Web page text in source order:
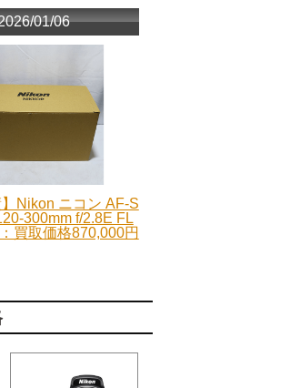
01/06
】Nikon ニコン AF-S
300mm f/2.8E FL
買取価格870,000円